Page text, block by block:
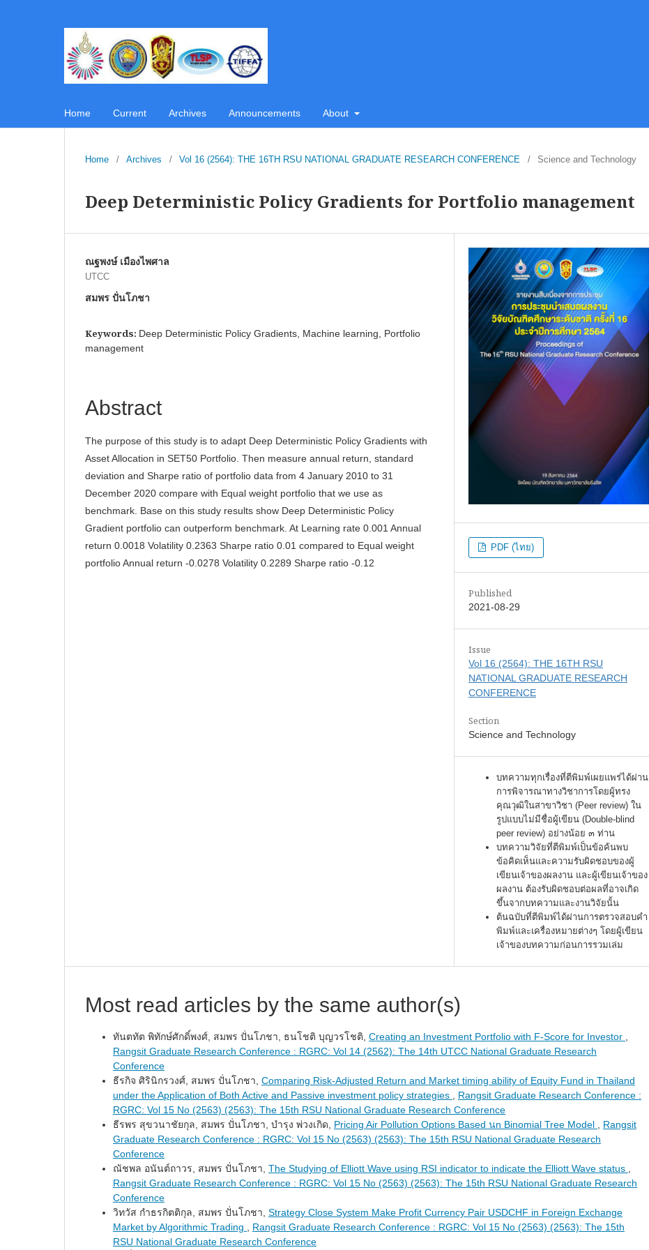
Home Current Archives Announcements About
Home / Archives / Vol 16 (2564): THE 16TH RSU NATIONAL GRADUATE RESEARCH CONFERENCE / Science and Technology
Deep Deterministic Policy Gradients for Portfolio management
ณฐพงษ์ เมืองไพศาล
UTCC
สมพร ปั่นโภชา
Keywords: Deep Deterministic Policy Gradients, Machine learning, Portfolio
management
Abstract
The purpose of this study is to adapt Deep Deterministic Policy Gradients with
Asset Allocation in SET50 Portfolio. Then measure annual return, standard
deviation and Sharpe ratio of portfolio data from 4 January 2010 to 31
December 2020 compare with Equal weight portfolio that we use as
benchmark. Base on this study results show Deep Deterministic Policy
Gradient portfolio can outperform benchmark. At Learning rate 0.001 Annual
return 0.0018 Volatility 0.2363 Sharpe ratio 0.01 compared to Equal weight
portfolio Annual return -0.0278 Volatility 0.2289 Sharpe ratio -0.12
PDF (ไทย)
Published
2021-08-29
Issue
Vol 16 (2564): THE 16TH RSU
NATIONAL GRADUATE RESEARCH
CONFERENCE
Section
Science and Technology
บทความทุกเรื่องที่ตีพิมพ์เผยแพร่ได้ผ่าน
การพิจารณาทางวิชาการโดยผู้ทรง
คุณวุฒิในสาขาวิชา (Peer review) ใน
รูปแบบไม่มีชื่อผู้เขียน (Double-blind
peer review) อย่างน้อย ๓ ท่าน
บทความวิจัยที่ตีพิมพ์เป็นข้อค้นพบ
ข้อคิดเห็นและความรับผิดชอบของผู้
เขียนเจ้าของผลงาน และผู้เขียนเจ้าของ
ผลงาน ต้องรับผิดชอบต่อผลที่อาจเกิด
ขึ้นจากบทความและงานวิจัยนั้น
ต้นฉบับที่ตีพิมพ์ได้ผ่านการตรวจสอบคำ
พิมพ์และเครื่องหมายต่างๆ โดยผู้เขียน
เจ้าของบทความก่อนการรวมเล่ม
Most read articles by the same author(s)
ทันตทัต พิทักษ์ศักดิ์พงศ์, สมพร ปั่นโภชา, ธนโชติ บุญวรโชติ, Creating an Investment Portfolio with F-Score for Investor
Rangsit Graduate Research Conference : RGRC: Vol 14 (2562): The 14th UTCC National Graduate Research
Conference
ธีรกิจ ศิรินิกรวงศ์, สมพร ปั่นโภชา, Comparing Risk-Adjusted Return and Market timing ability of Equity Fund in Thailand
under the Application of Both Active and Passive investment policy strategies
Rangsit Graduate Research Conference :
RGRC: Vol 15 No (2563) (2563): The 15th RSU National Graduate Research Conference
ธีรพร สุขวนาชัยกุล, สมพร ปั่นโภชา, บำรุง พ่วงเกิด, Pricing Air Pollution Options Based นn Binomial Tree Model
Rangsit
Graduate Research Conference : RGRC: Vol 15 No (2563) (2563): The 15th RSU National Graduate Research
Conference
ณัชพล อนันต์ถาวร, สมพร ปั่นโภชา, The Studying of Elliott Wave using RSI indicator to indicate the Elliott Wave status
Rangsit Graduate Research Conference : RGRC: Vol 15 No (2563) (2563): The 15th RSU National Graduate Research
Conference
วิทวัส กำธรกิตติกุล, สมพร ปั่นโภชา, Strategy Close System Make Profit Currency Pair USDCHF in Foreign Exchange
Market by Algorithmic Trading
Rangsit Graduate Research Conference : RGRC: Vol 15 No (2563) (2563): The 15th
RSU National Graduate Research Conference